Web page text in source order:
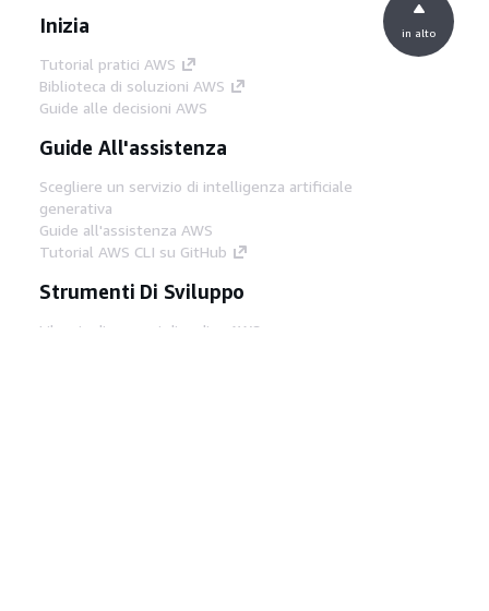
Inizia
Tutorial pratici AWS
Biblioteca di soluzioni AWS
Guide alle decisioni AWS
Guide All'assistenza
Scegliere un servizio di intelligenza artificiale
generativa
Guide all'assistenza AWS
Tutorial AWS CLI su GitHub
Strumenti Di Sviluppo
Libreria di esempi di codice AWS
in alto